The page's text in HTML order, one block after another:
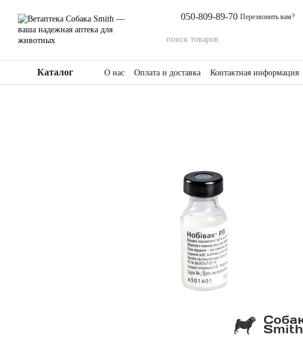
050-809-89-70 Перезвонить вам?
Каталог О нас Оплата и доставка Контактная информация
Возврат товара и средств
Отзывы о магазине